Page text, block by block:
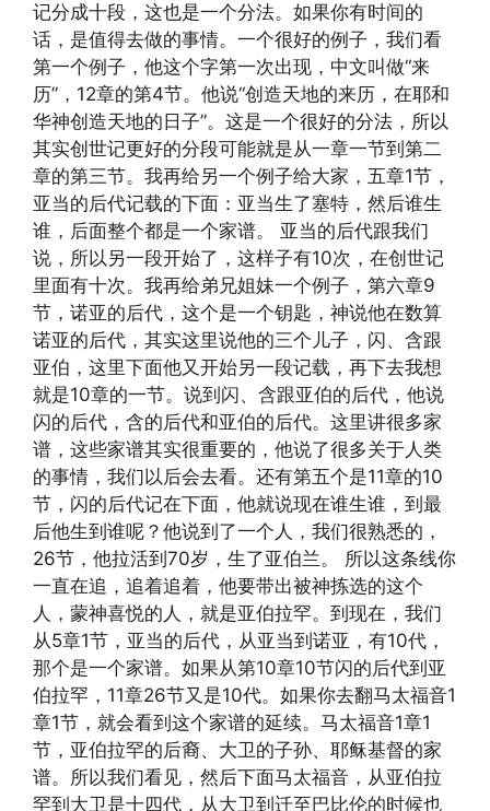
记分成十段，这也是一个分法。如果你有时间的
话，是值得去做的事情。一个很好的例子，我们看
第一个例子，他这个字第一次出现，中文叫做“来
历”，12章的第4节。他说“创造天地的来历，在耶和
华神创造天地的日子”。这是一个很好的分法，所以
其实创世记更好的分段可能就是从一章一节到第二
章的第三节。我再给另一个例子给大家，五章1节，
亚当的后代记载的下面：亚当生了塞特，然后谁生
谁，后面整个都是一个家谱。 亚当的后代跟我们
说，所以另一段开始了，这样子有10次，在创世记
里面有十次。我再给弟兄姐妹一个例子，第六章9
节，诺亚的后代，这个是一个钥匙，神说他在数算
诺亚的后代，其实这里说他的三个儿子，闪、含跟
亚伯，这里下面他又开始另一段记载，再下去我想
就是10章的一节。说到闪、含跟亚伯的后代，他说
闪的后代，含的后代和亚伯的后代。这里讲很多家
谱，这些家谱其实很重要的，他说了很多关于人类
的事情，我们以后会去看。还有第五个是11章的10
节，闪的后代记在下面，他就说现在谁生谁，到最
后他生到谁呢？他说到了一个人，我们很熟悉的，
26节，他拉活到70岁，生了亚伯兰。 所以这条线你
一直在追，追着追着，他要带出被神拣选的这个
人，蒙神喜悦的人，就是亚伯拉罕。到现在，我们
从5章1节，亚当的后代，从亚当到诺亚，有10代，
那个是一个家谱。如果从第10章10节闪的后代到亚
伯拉罕，11章26节又是10代。如果你去翻马太福音1
章1节，就会看到这个家谱的延续。马太福音1章1
节，亚伯拉罕的后裔、大卫的子孙、耶稣基督的家
谱。所以我们看见，然后下面马太福音，从亚伯拉
罕到大卫是十四代，从大卫到迁至巴比伦的时候也